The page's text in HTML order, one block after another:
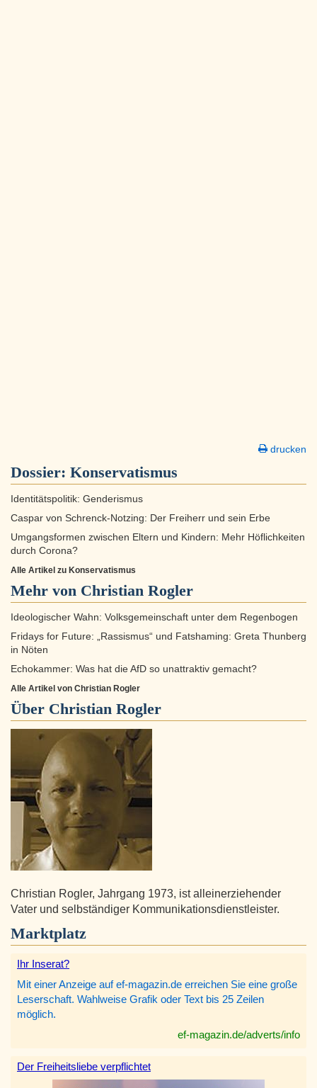
drucken
Dossier: Konservatismus
Identitätspolitik: Genderismus
Caspar von Schrenck-Notzing: Der Freiherr und sein Erbe
Umgangsformen zwischen Eltern und Kindern: Mehr Höflichkeiten
durch Corona?
Alle Artikel zu Konservatismus
Mehr von Christian Rogler
Ideologischer Wahn: Volksgemeinschaft unter dem Regenbogen
Fridays for Future: „Rassismus“ und Fatshaming: Greta Thunberg
in Nöten
Echokammer: Was hat die AfD so unattraktiv gemacht?
Alle Artikel von Christian Rogler
Über Christian Rogler
Christian Rogler, Jahrgang 1973, ist alleinerziehender
Vater und selbständiger Kommunikationsdienstleister.
Marktplatz
Ihr Inserat?
Mit einer Anzeige auf ef-magazin.de erreichen Sie eine große
Leserschaft. Wahlweise Grafik oder Text bis 25 Zeilen
möglich.
ef-magazin.de/adverts/info
Der Freiheitsliebe verpflichtet